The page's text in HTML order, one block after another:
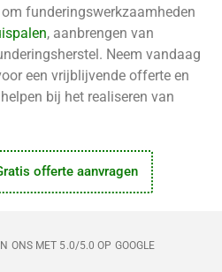
funderingswerkzaamheden
, aanbrengen van
Neem vandaag
een vrijblijvende offerte en
bij het realiseren van
offerte aanvragen
ONS MET 5.0/5.0 OP GOOGLE